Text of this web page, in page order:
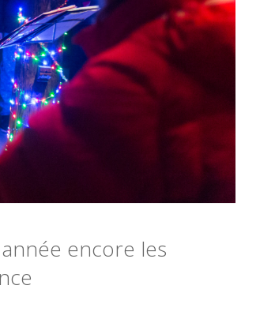
encore les